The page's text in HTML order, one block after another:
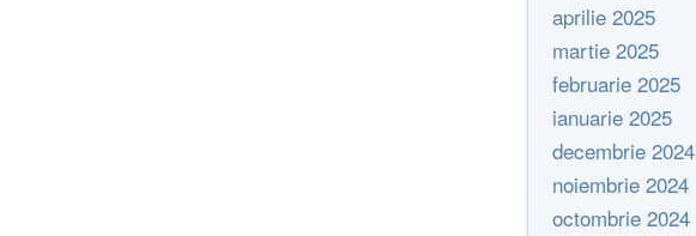
aprilie 2025
martie 2025
februarie 2025
ianuarie 2025
decembrie 2024
noiembrie 2024
octombrie 2024